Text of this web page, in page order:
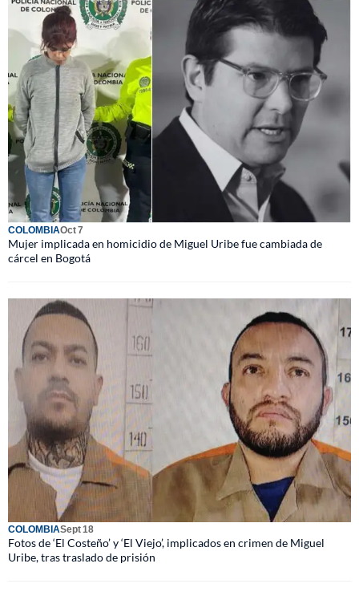
COLOMBIAOct 7
Mujer implicada en homicidio de Miguel Uribe fue cambiada de
cárcel en Bogotá
COLOMBIASept 18
Fotos de ‘El Costeño’ y ‘El Viejo’, implicados en crimen de Miguel
Uribe, tras traslado de prisión